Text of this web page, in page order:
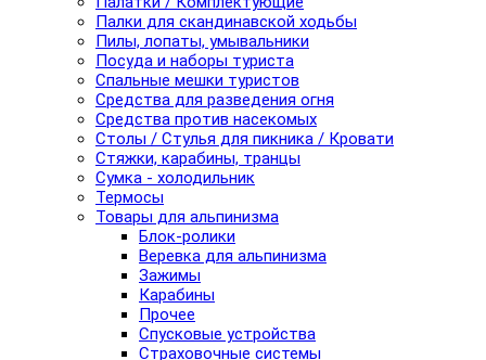
Палки для скандинавской ходьбы
Пилы, лопаты, умывальники
Посуда и наборы туриста
Спальные мешки туристов
Средства для разведения огня
Средства против насекомых
Столы / Стулья для пикника / Кровати
Стяжки, карабины, транцы
Сумка - холодильник
Термосы
Товары для альпинизма
Блок-ролики
Веревка для альпинизма
Зажимы
Карабины
Прочее
Спусковые устройства
Страховочные системы